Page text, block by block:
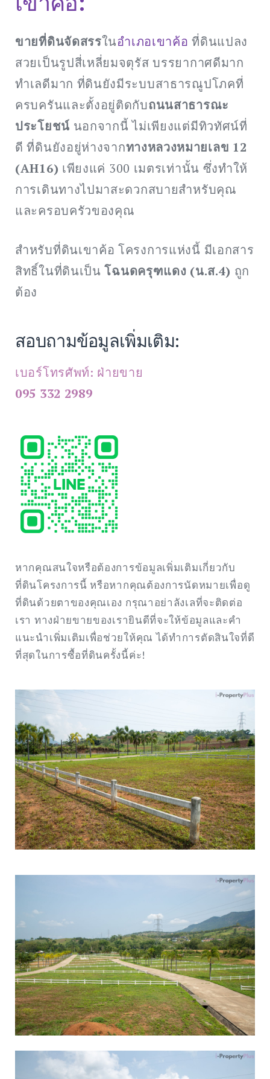
ขายที่ดินจัดสรรในอำเภอเขาค้อ ที่ดินแปลง
สวยเป็นรูปสี่เหลี่ยมจตุรัส บรรยากาศดีมาก
ทำเลดีมาก ที่ดินยังมีระบบสาธารณูปโภคที่
ครบครันและตั้งอยู่ติดกับถนนสาธารณะ
ประโยชน์ นอกจากนี้ ไม่เพียงแต่มีทิวทัศน์ที่
ดี ที่ดินยังอยู่ห่างจากทางหลวงหมายเลข 12
(AH16) เพียงแค่ 300 เมตรเท่านั้น ซึ่งทำให้
การเดินทางไปมาสะดวกสบายสำหรับคุณ
และครอบครัวของคุณ
สำหรับที่ดินเขาค้อ โครงการแห่งนี้ มีเอกสาร
สิทธิ์ในที่ดินเป็นโฉนดครุฑแดง (น.ส.4) ถูก
ต้อง
สอบถามข้อมูลเพิ่มเติม:
เบอร์โทรศัพท์: ฝ่ายขาย
095 332 2989
หากคุณสนใจหรือต้องการข้อมูลเพิ่มเติมเกี่ยวกับ
ที่ดินโครงการนี้ หรือหากคุณต้องการนัดหมายเพื่อดู
ที่ดินด้วยตาของคุณเอง กรุณาอย่าลังเลที่จะติดต่อ
เรา ทางฝ่ายขายของเรายินดีที่จะให้ข้อมูลและคำ
แนะนำเพิ่มเติมเพื่อช่วยให้คุณ ได้ทำการตัดสินใจที่ดี
ที่สุดในการซื้อที่ดินครั้งนี้ค่ะ!